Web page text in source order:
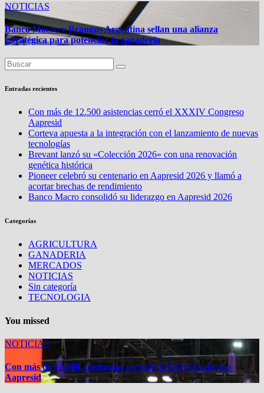
NOTICIAS
Banco Macro y Brangus Argentina sellan una alianza
estratégica para potenciar la ganadería
Entradas recientes
Con más de 12.500 asistencias cerró el XXXIV Congreso
Aapresid
Corteva apuesta a la integración con el lanzamiento de nuevas
tecnologías
Brevant lanzó su «Colección 2026» con una renovación
genética histórica
Pioneer celebró su centenario en Aapresid 2026 y llamó a
acortar brechas de rendimiento
Banco Macro consolidó su liderazgo en Aapresid 2026
Categorías
AGRICULTURA
GANADERIA
MERCADOS
NOTICIAS
Sin categoría
TECNOLOGIA
You missed
NOTICIAS
Con más de 12.500 asistencias cerró el XXXIV Congreso
Aapresid